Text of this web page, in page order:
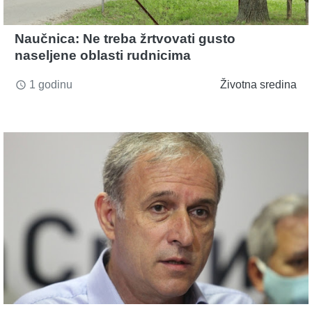
Naučnica: Ne treba žrtvovati gusto
naseljene oblasti rudnicima
access_time 1 godinu Životna sredina